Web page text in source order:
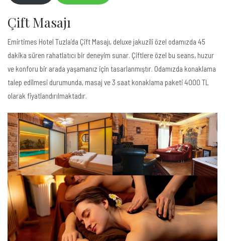
Çift Masajı
Emirtimes Hotel Tuzla’da Çift Masajı, deluxe jakuzili özel odamızda 45
dakika süren rahatlatıcı bir deneyim sunar. Çiftlere özel bu seans, huzur
ve konforu bir arada yaşamanız için tasarlanmıştır. Odamızda konaklama
talep edilmesi durumunda, masaj ve 3 saat konaklama paketi 4000 TL
olarak fiyatlandırılmaktadır.